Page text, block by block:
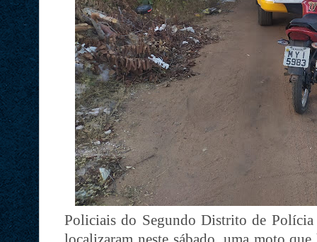
Policiais do Segundo Distrito de